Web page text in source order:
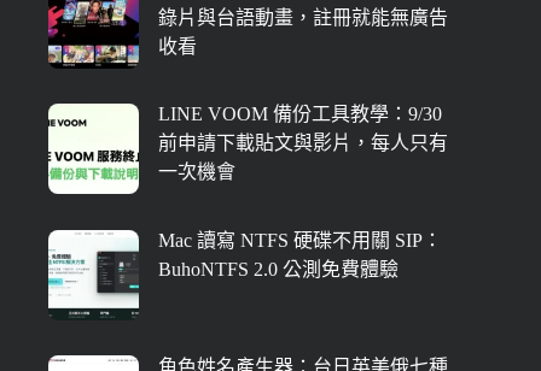
錄片與台語動畫，註冊就能無廣告
收看
LINE VOOM 備份工具教學：9/30
前申請下載貼文與影片，每人只有
一次機會
Mac 讀寫 NTFS 硬碟不用關 SIP：
BuhoNTFS 2.0 公測免費體驗
角色姓名產生器：台日英美俄七種